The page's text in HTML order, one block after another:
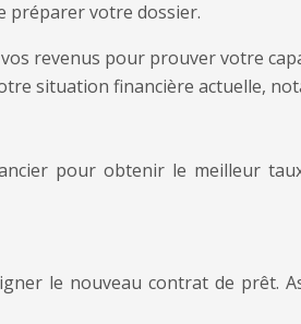
préparer votre dossier.
revenus pour prouver votre
situation financière actuelle,
pour obtenir le meilleur
le nouveau contrat de